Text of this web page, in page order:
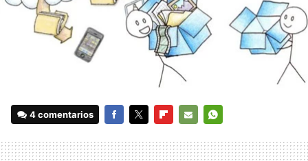
4 comentarios
MAIL